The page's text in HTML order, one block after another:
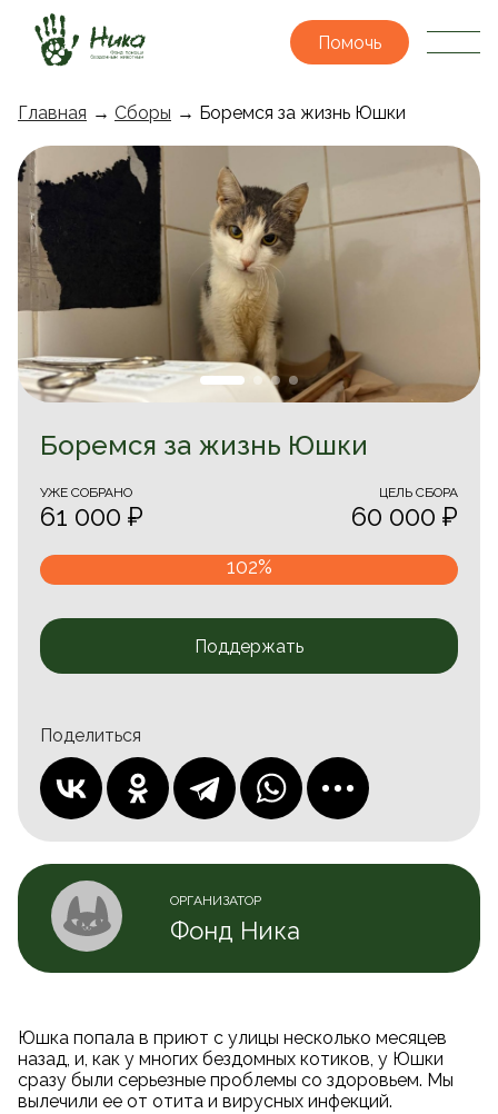
Помочь
Главная → Сборы → Боремся за жизнь Юшки
Боремся за жизнь Юшки
102%
УЖЕ CОБРАНО
61 000 ₽
ЦЕЛЬ СБОРА
60 000 ₽
Поддержать
Поделиться
ОРГАНИЗАТОР
Фонд Ника
Юшка попала в приют с улицы несколько месяцев
назад, и, как у многих бездомных котиков, у Юшки
сразу были серьезные проблемы со здоровьем. Мы
вылечили ее от отита и вирусных инфекций.